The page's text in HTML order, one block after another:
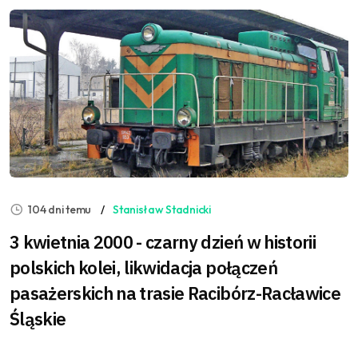
104 dni temu Stanisław Stadnicki
3 kwietnia 2000 - czarny dzień w historii
polskich kolei, likwidacja połączeń
pasażerskich na trasie Racibórz-Racławice
Śląskie